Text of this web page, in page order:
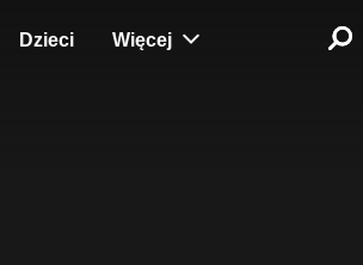
Dzieci Więcej